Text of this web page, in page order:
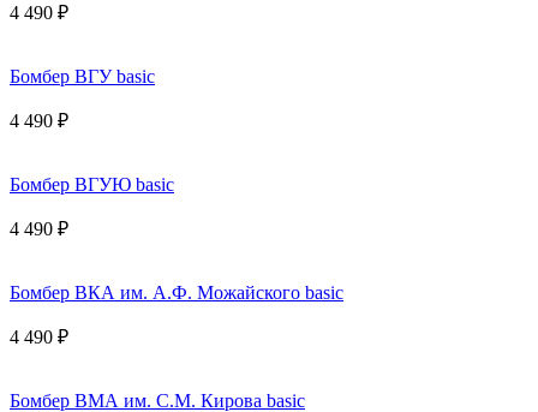
4 490 ₽
Бомбер ВГУ basic
4 490 ₽
Бомбер ВГУЮ basic
4 490 ₽
Бомбер ВКА им. А.Ф. Можайского basic
4 490 ₽
Бомбер ВМА им. С.М. Кирова basic